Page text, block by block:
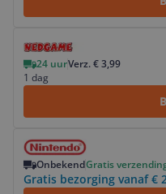
24 uurVerz. € 3,99
1 dag
OnbekendGratis
Gratis bezorging vanaf
Bekijk product